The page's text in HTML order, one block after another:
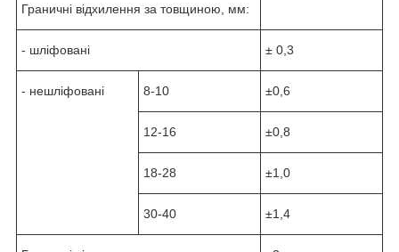
Граничні відхилення за товщиною, мм:
- шліфовані ± 0,3
- нешліфовані 8-10 ±0,6
12-16 ±0,8
18-28 ±1,0
30-40 ±1,4